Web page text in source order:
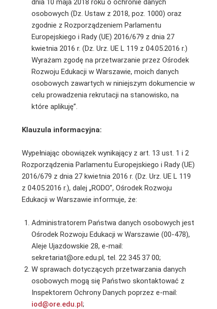
dnia 10 maja 2018 roku o ochronie danych
osobowych (Dz. Ustaw z 2018, poz. 1000) oraz
zgodnie z Rozporządzeniem Parlamentu
Europejskiego i Rady (UE) 2016/679 z dnia 27
kwietnia 2016 r. (Dz. Urz. UE L 119 z 04.05.2016 r.)
Wyrażam zgodę na przetwarzanie przez Ośrodek
Rozwoju Edukacji w Warszawie, moich danych
osobowych zawartych w niniejszym dokumencie w
celu prowadzenia rekrutacji na stanowisko, na
które aplikuję”.
Klauzula informacyjna:
Wypełniając obowiązek wynikający z art. 13 ust. 1 i 2
Rozporządzenia Parlamentu Europejskiego i Rady (UE)
2016/679 z dnia 27 kwietnia 2016 r. (Dz. Urz. UE L 119
z 04.05.2016 r.), dalej „RODO”, Ośrodek Rozwoju
Edukacji w Warszawie informuje, że:
Administratorem Państwa danych osobowych jest
Ośrodek Rozwoju Edukacji w Warszawie (00-478),
Aleje Ujazdowskie 28, e-mail:
sekretariat@ore.edu.pl, tel. 22 345 37 00;
W sprawach dotyczących przetwarzania danych
osobowych mogą się Państwo skontaktować z
Inspektorem Ochrony Danych poprzez e-mail:
iod@ore.edu.pl;